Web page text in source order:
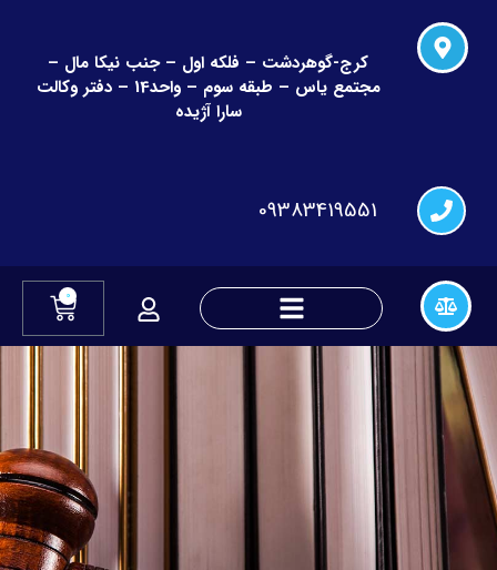
کرج-گوهردشت – فلکه اول – جنب نیکا مال –
مجتمع یاس – طبقه سوم – واحد14 – دفتر وکالت
سارا آژیده
09383419551
0